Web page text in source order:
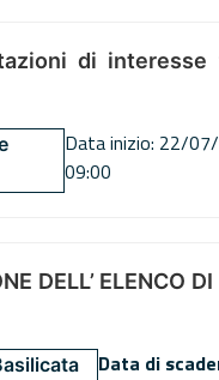
di
Data inizio: 22/
09:00
DELL’ ELENCO
Data di